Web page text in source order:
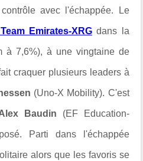
avec l'échappée. Le
Emirates-XRGdans la
à 7,6%), à une vingtaine de
craquer plusieurs leaders à
(Uno-X Mobility). C'est
Baudin (EF Education-
Parti dans l'échappée
alors que les favoris se